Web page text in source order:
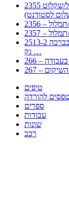
2355 דרישה לתשלום עבור מתן שירותי תרגום/תמלול/שקלוט
לסטודנט)
תמלול
תמלול
2513-2 טופס חדש הצהרה על העברה לחול הפטורה ממס בברכה
גק …
בעבודה
השיקום
טיפים
טפסים להורדה
ספרים
עבודות
שונות
רכב